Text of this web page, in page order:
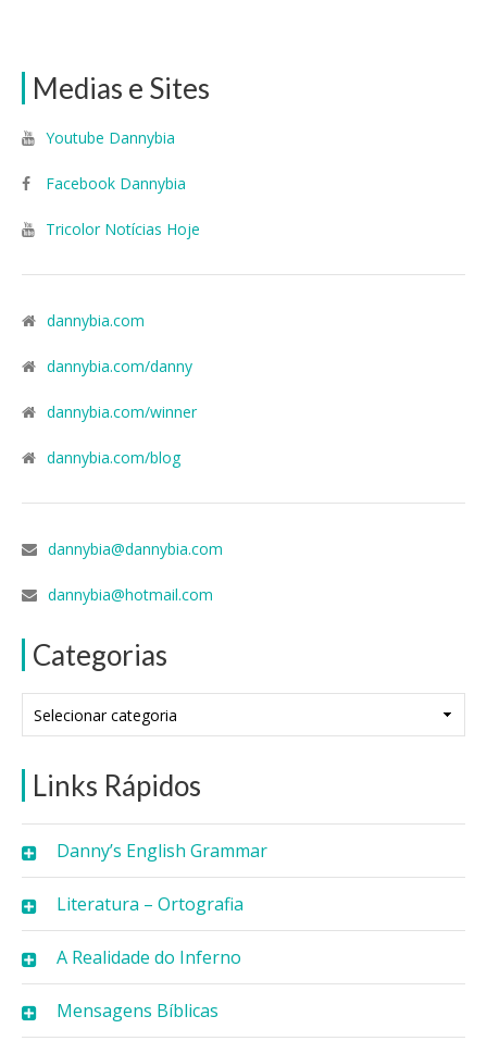
Medias e Sites
Youtube Dannybia
Facebook Dannybia
Tricolor Notícias Hoje
dannybia.com
dannybia.com/danny
dannybia.com/winner
dannybia.com/blog
dannybia@dannybia.com
dannybia@hotmail.com
Categorias
Links Rápidos
Danny’s English Grammar
Literatura – Ortografia
A Realidade do Inferno
Mensagens Bíblicas